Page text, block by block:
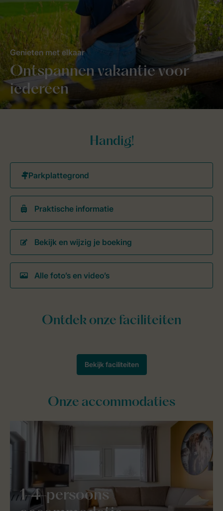
Ontspannen vakantie voor
iedereen
Genieten met elkaar
Handig!
Praktische informatie
Bekijk en wijzig je boeking
Alle foto’s en video’s
Onze accommodaties
1-4-persoons